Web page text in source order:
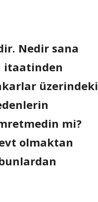
Nedir sana
itaatinden
üzerindeki
mi?
olmaktan